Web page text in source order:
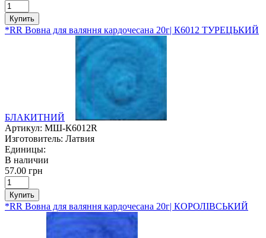
Купить
*RR Вовна для валяння кардочесана 20г| К6012 ТУРЕЦЬКИЙ
БЛАКИТНИЙ
Артикул: МШ-К6012R
Изготовитель: Латвия
Единицы:
В наличии
57.00 грн
Купить
*RR Вовна для валяння кардочесана 20г| КОРОЛІВСЬКИЙ